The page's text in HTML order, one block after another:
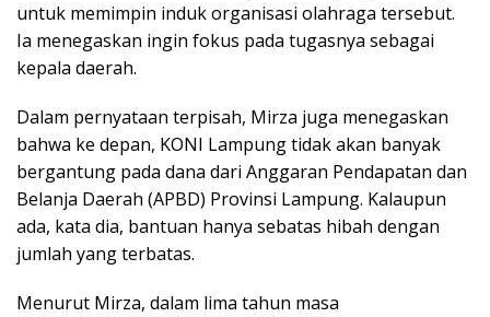
untuk memimpin induk organisasi olahraga tersebut.
Ia menegaskan ingin fokus pada tugasnya sebagai
kepala daerah.
Dalam pernyataan terpisah, Mirza juga menegaskan
bahwa ke depan, KONI Lampung tidak akan banyak
bergantung pada dana dari Anggaran Pendapatan dan
Belanja Daerah (APBD) Provinsi Lampung. Kalaupun
ada, kata dia, bantuan hanya sebatas hibah dengan
jumlah yang terbatas.
Menurut Mirza, dalam lima tahun masa